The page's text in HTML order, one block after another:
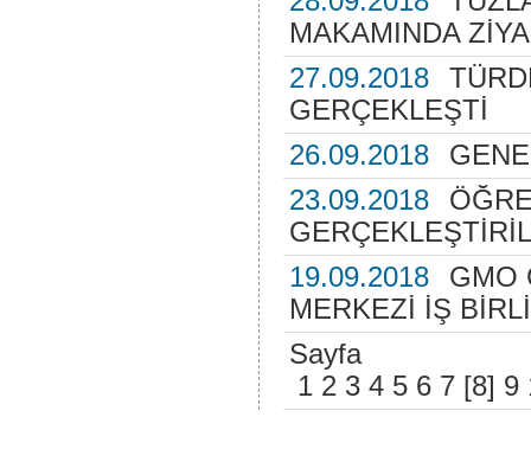
MAKAMINDA
27.09.2018
GERÇEKLEŞTİ
26.09.2018
23.09.2018
19.09.2018
GMO
MERKEZİ İŞ
Sayfa
1 2 3 4 5 6 7[8] 9